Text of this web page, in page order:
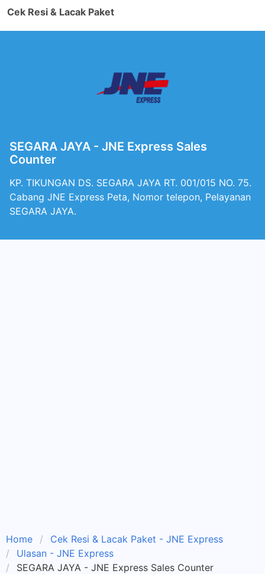
Cek Resi & Lacak Paket
SEGARA JAYA - JNE Express Sales
Counter
KP. TIKUNGAN DS. SEGARA JAYA RT. 001/015 NO. 75.
Cabang JNE Express Peta, Nomor telepon, Pelayanan
SEGARA JAYA.
Home
Cek Resi & Lacak Paket - JNE Express
Ulasan - JNE Express
SEGARA JAYA - JNE Express Sales Counter